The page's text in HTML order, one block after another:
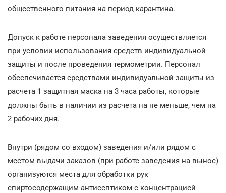
общественного питания на период карантина.
Допуск к работе персонала заведения осуществляется
при условии использования средств индивидуальной
защиты и после проведения термометрии. Персонал
обеспечивается средствами индивидуальной защиты из
расчета 1 защитная маска на 3 часа работы, которые
должны быть в наличии из расчета на не меньше, чем на
2 рабочих дня.
Внутри (рядом со входом) заведения и/или рядом с
местом выдачи заказов (при работе заведения на вынос)
организуются места для обработки рук
спиртосодержащим антисептиком с концентрацией